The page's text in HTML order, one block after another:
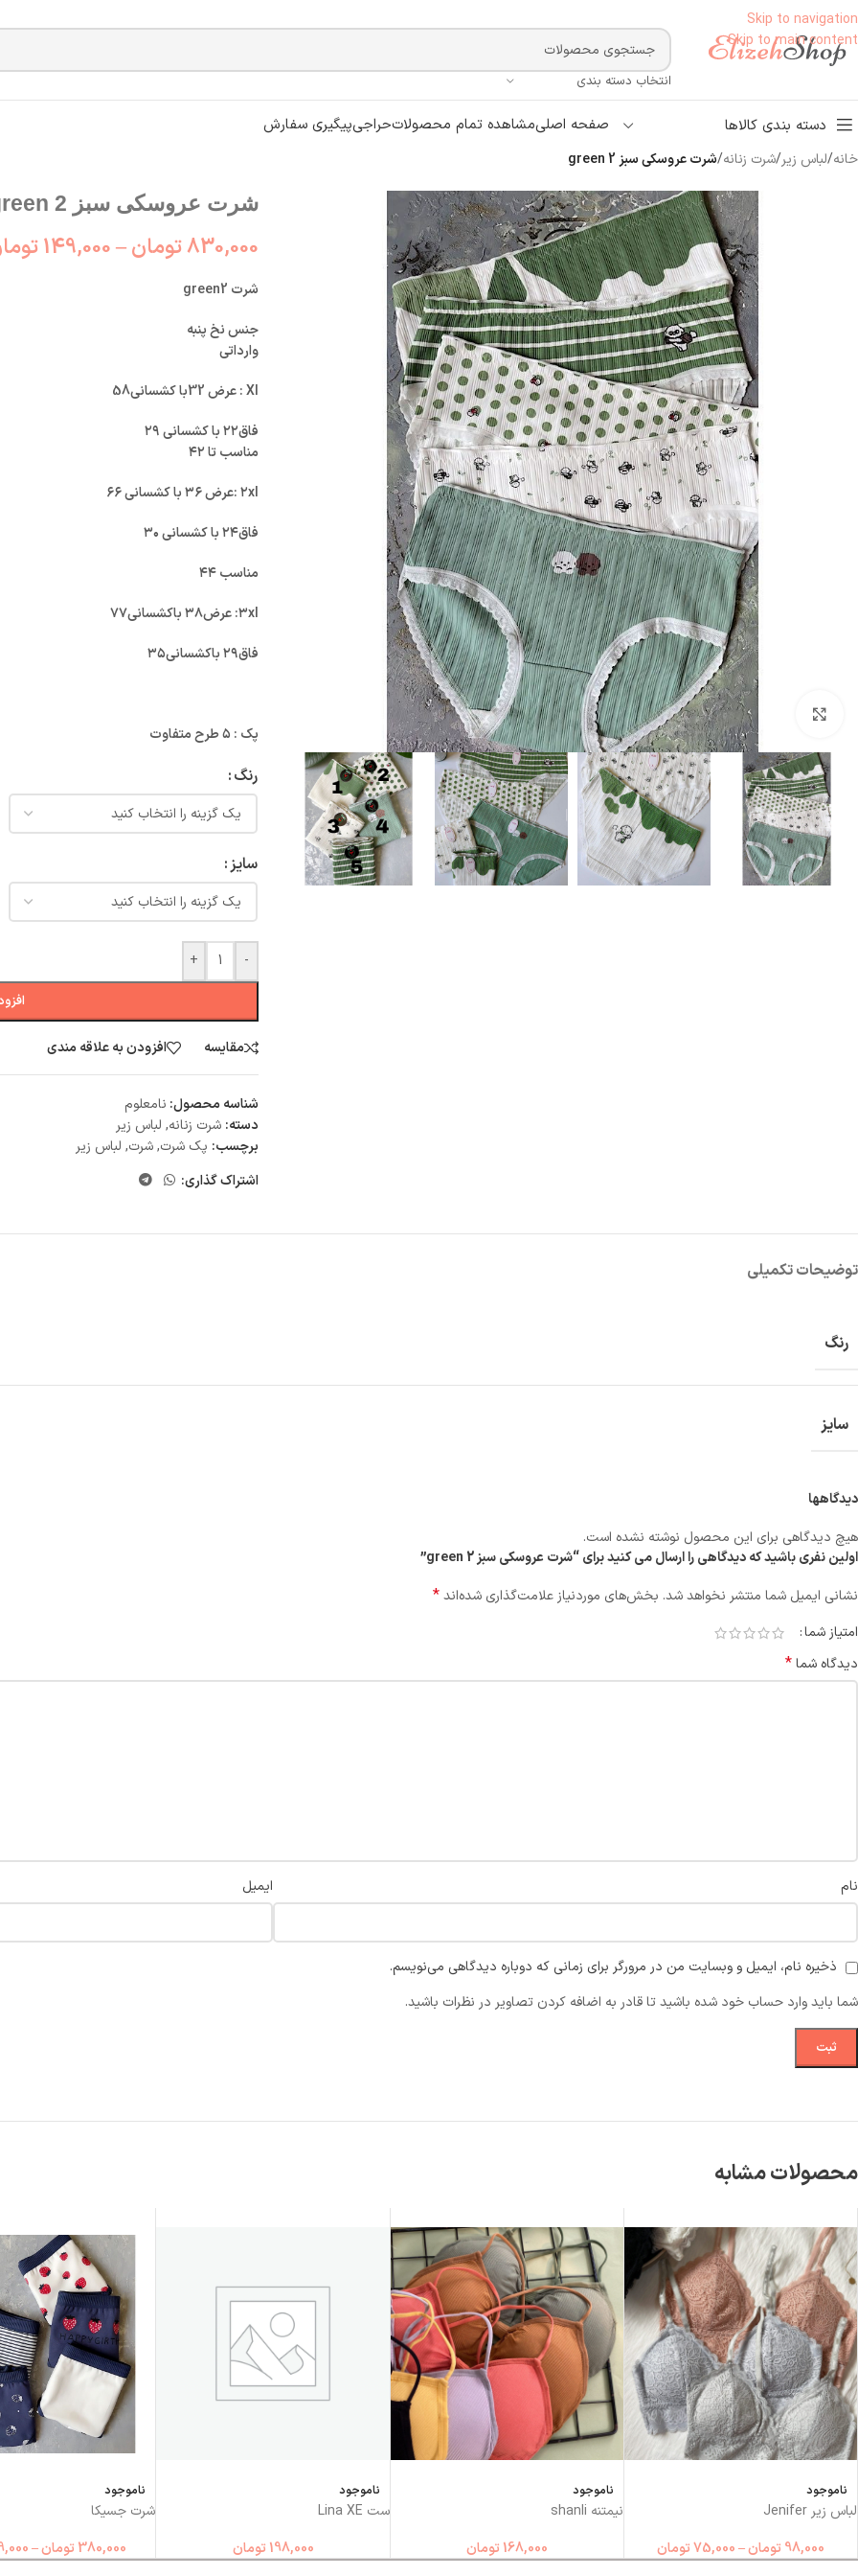
Skip to navigation
Skip to main content
انتخاب دسته بندی
دسته بندی کالاها صفحه اصلیمشاهده تمام محصولاتحراجیپیگیری سفارش
خانه/لباس زیر/شرت زنانه/شرت عروسکی سبز green 2
بزرگنمایی تصویر
شرت عروسکی سبز green 2
830,000تومان–
149,000
شرت green2
جنس نخ پنبه
وارداتی
Xl : عرض 32با کشسانی58
فاق۲۲ با کشسانی ۲۹
مناسب تا ۴۲
۲xl :عرض ۳۶ با کشسانی ۶۶
فاق۲۴ با کشسانی ۳۰
مناسب ۴۴
۳xl: عرض۳۸ باکشسانی۷۷
فاق۲۹ باکشسانی۳۵
پک : ۵ طرح متفاوت
رنگ
سایز
-
+
مقایسه افزودن به علاقه مندی
شناسه محصول: نامعلوم
دسته: شرت زنانه, لباس زیر
برچسب: پک شرت,شرت, لباس زیر
اشتراک گذاری:
توضیحات تکمیلی
رنگ
سایز
دیدگاهها
هیچ دیدگاهی برای این محصول نوشته نشده است.
اولین نفری باشید که دیدگاهی را ارسال می کنید برای “شرت عروسکی سبز green 2”
نشانی ایمیل شما منتشر نخواهد شد. بخش‌های موردنیاز علامت‌گذاری شده‌اند*
امتیاز شما
دیدگاه شما*
نام ایمیل
ذخیره نام، ایمیل و وبسایت من در مرورگر برای زمانی که دوباره دیدگاهی می‌نویسم.
شما باید وارد حساب خود شده باشید تا قادر به اضافه کردن تصاویر در نظرات باشید.
محصولات مشابه
ناموجود
لباس زیر Jenifer
98,000 تومان–
75,000تومان
ناموجود
نیمتنه shanli
168,000 تومان
ناموجود
ست Lina XE
198,000 تومان
ناموجود
شرت جسیکا
380,000 تومان–